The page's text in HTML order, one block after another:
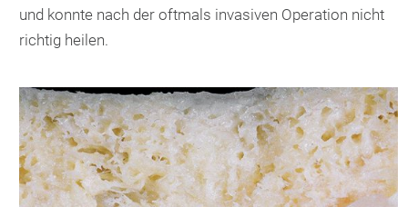
und konnte nach der oftmals invasiven Operation nicht
richtig heilen.